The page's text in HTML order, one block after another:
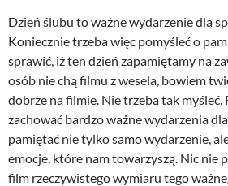
Dzień ślubu to ważne wydarzenie dla
Koniecznie trzeba więc pomyśleć o
sprawić, iż ten dzień zapamiętamy na
osób nie chą filmu z wesela, bowiem
dobrze na filmie. Nie trzeba tak myśleć.
zachować bardzo ważne wydarzenia
pamiętać nie tylko samo wydarzenie,
emocje, które nam towarzyszą. Nic nie
film rzeczywistego wymiaru tego